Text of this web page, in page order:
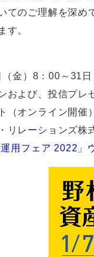
てのご理解を深め
す。
金）8：00～31日
投信プレゼン
（オンライン開催
レーションズ株
運用フェア 2022」